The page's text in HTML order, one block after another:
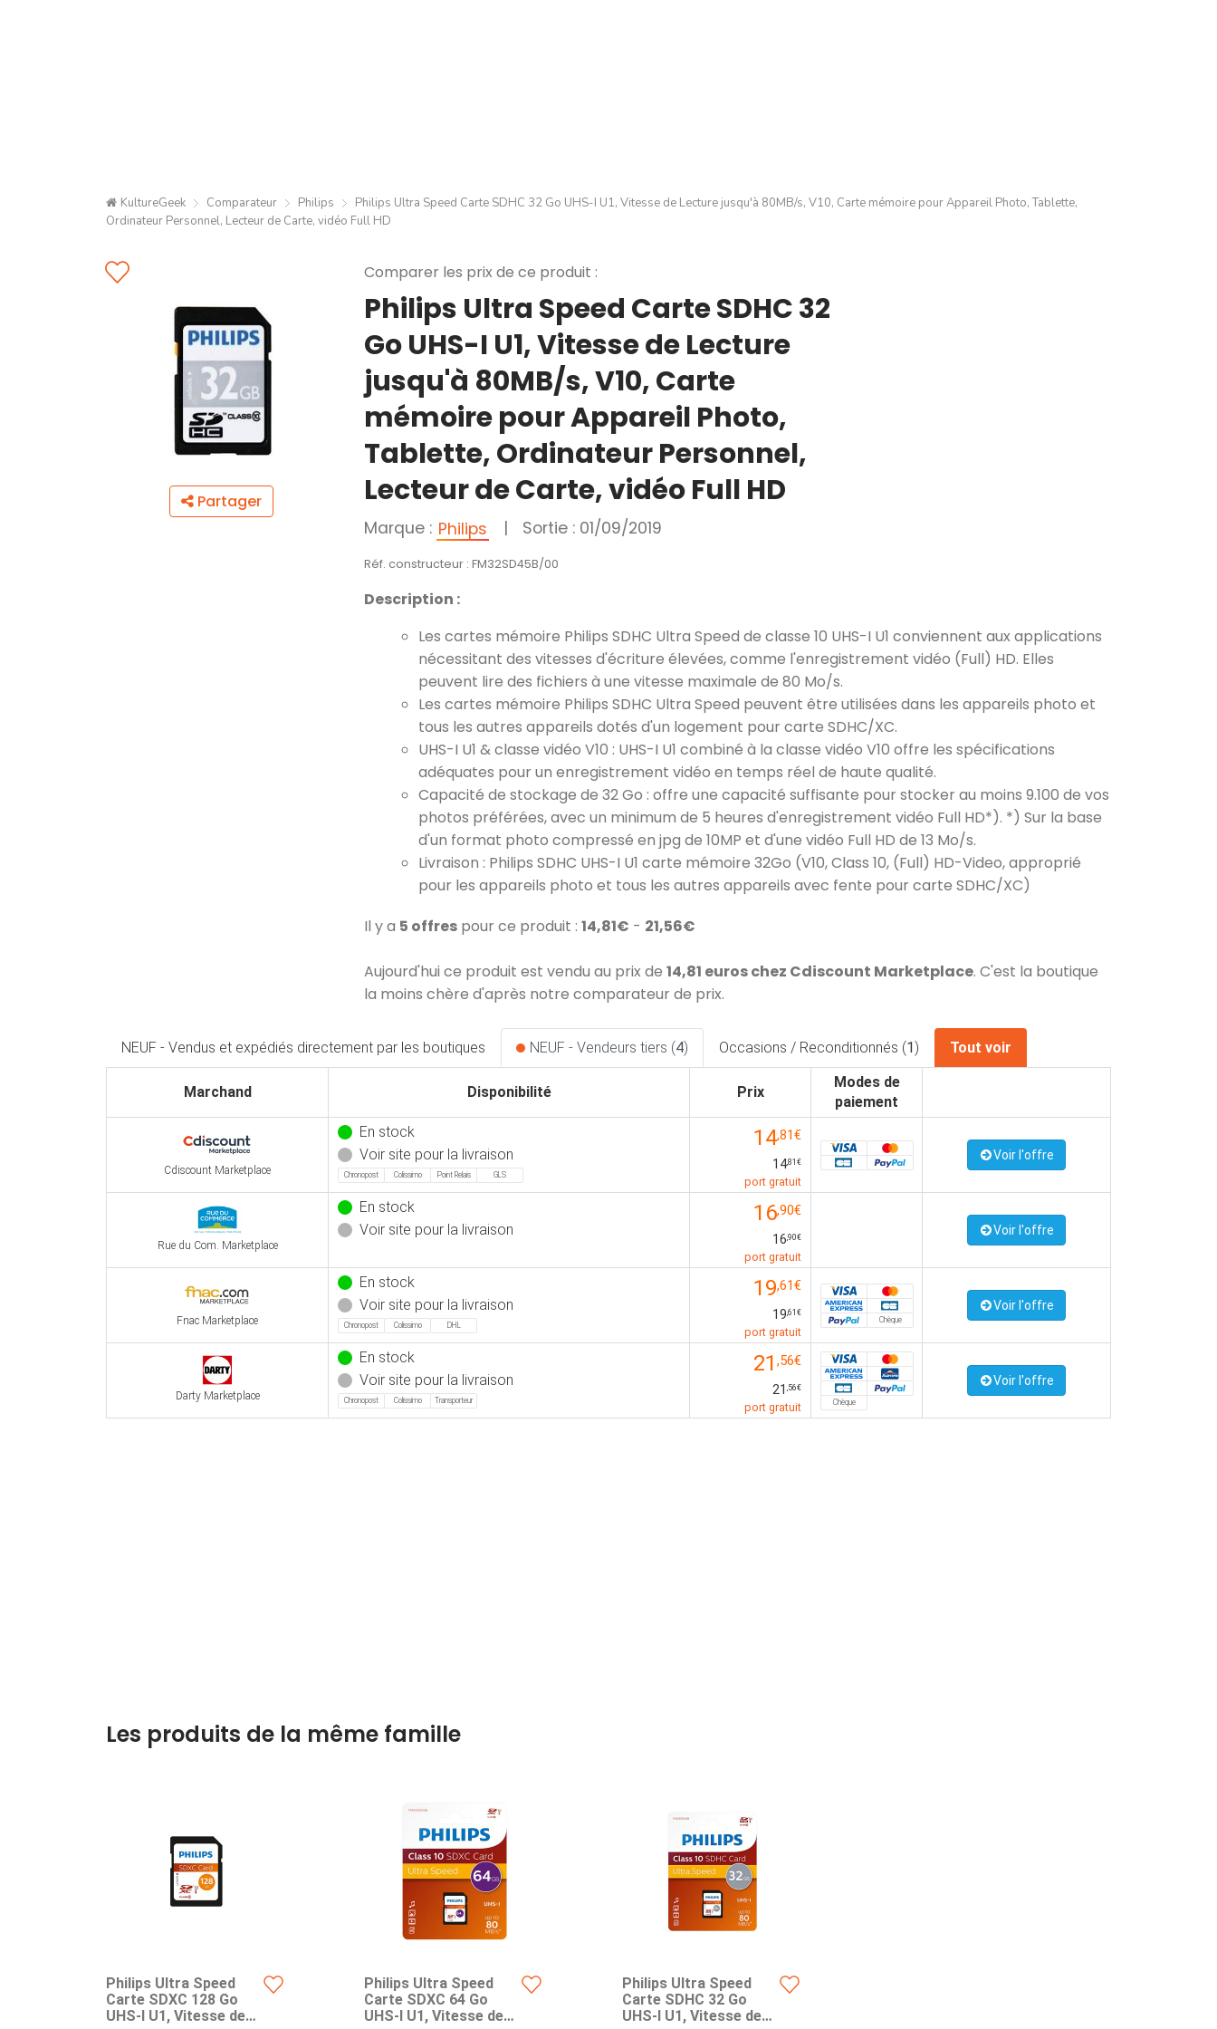
KultureGeek Comparateur Philips
Philips Ultra Speed Carte SDHC 32 Go UHS-I U1, Vitesse de Lecture jusqu'à 80MB/s, V10, Carte mémoire pour Appareil Photo, Tablette,
Ordinateur Personnel, Lecteur de Carte, vidéo Full HD
Partager
Comparer les prix de ce produit :
Philips Ultra Speed Carte SDHC 32
Go UHS-I U1, Vitesse de Lecture
jusqu'à 80MB/s, V10, Carte
mémoire pour Appareil Photo,
Tablette, Ordinateur Personnel,
Lecteur de Carte, vidéo Full HD
Marque : Philips | Sortie : 01/09/2019
Réf. constructeur : FM32SD45B/00
Description :
Les cartes mémoire Philips SDHC Ultra Speed de classe 10 UHS-I U1 conviennent aux applications
nécessitant des vitesses d'écriture élevées, comme l'enregistrement vidéo (Full) HD. Elles
peuvent lire des fichiers à une vitesse maximale de 80 Mo/s.
Les cartes mémoire Philips SDHC Ultra Speed peuvent être utilisées dans les appareils photo et
tous les autres appareils dotés d'un logement pour carte SDHC/XC.
UHS-I U1 & classe vidéo V10 : UHS-I U1 combiné à la classe vidéo V10 offre les spécifications
adéquates pour un enregistrement vidéo en temps réel de haute qualité.
Capacité de stockage de 32 Go : offre une capacité suffisante pour stocker au moins 9.100 de vos
photos préférées, avec un minimum de 5 heures d'enregistrement vidéo Full HD*). *) Sur la base
d'un format photo compressé en jpg de 10MP et d'une vidéo Full HD de 13 Mo/s.
Livraison : Philips SDHC UHS-I U1 carte mémoire 32Go (V10, Class 10, (Full) HD-Video, approprié
pour les appareils photo et tous les autres appareils avec fente pour carte SDHC/XC)
Il y a 5 offres pour ce produit : 14,81€ - 21,56€
Aujourd'hui ce produit est vendu au prix de 14,81 euros chez Cdiscount Marketplace. C'est la boutique
la moins chère d'après notre comparateur de prix.
NEUF - Vendus et expédiés directement par les boutiques NEUF - Vendeurs tiers (4) Occasions / Reconditionnés (1) Tout voir
Marchand Disponibilité Prix
Modes de
paiement
Cdiscount Marketplace
En stock
Voir site pour la livraison
Chronopost Colissimo Point Relais GLS
14,81€
14,81€
port gratuit
Voir l'offre
Rue du Com. Marketplace
En stock
Voir site pour la livraison
16,90€
16,90€
port gratuit
Voir l'offre
Fnac Marketplace
En stock
Voir site pour la livraison
Chronopost Colissimo DHL
19,61€
19,61€
port gratuit
Chèque
Voir l'offre
Darty Marketplace
En stock
Voir site pour la livraison
Chronopost Colissimo Transporteur
21 ,56€
21 ,56€
port gratuit Chèque
Voir l'offre
Les produits de la même famille
Philips Ultra Speed
Carte SDXC 128 Go
UHS-I U1, Vitesse de
Philips Ultra Speed
Carte SDXC 64 Go
UHS-I U1, Vitesse de
Philips Ultra Speed
Carte SDHC 32 Go
UHS-I U1, Vitesse de